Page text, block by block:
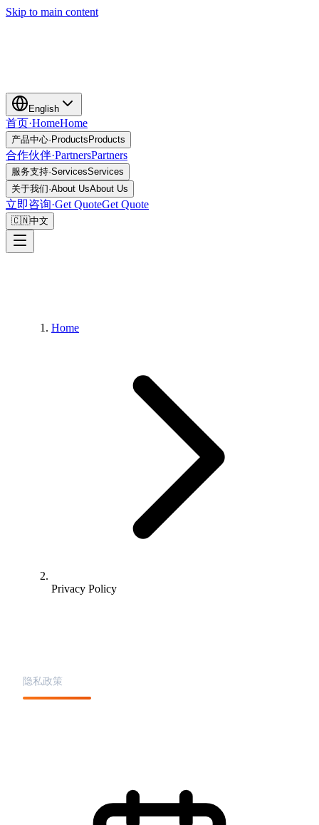
Skip to main content
English
首页·HomeHome
产品中心· Products Products
合作伙伴·PartnersPartners
服务支持·ServicesServices
关于我们·About UsAbout Us
立即咨询·Get QuoteGet Quote
🇨🇳中文
Home
Privacy Policy
隐私政策